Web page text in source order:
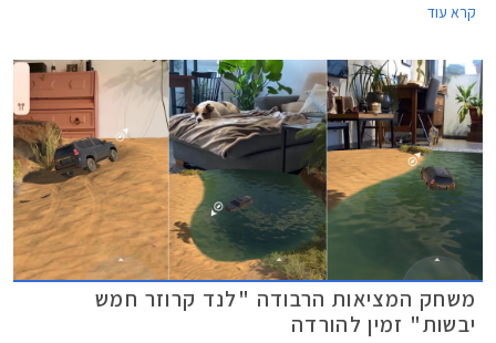
קרא עוד
משחק המציאות הרבודה "לנד קרוזר חמש
יבשות" זמין להורדה